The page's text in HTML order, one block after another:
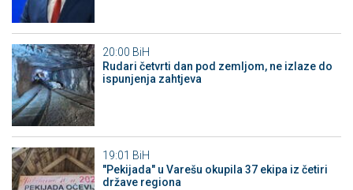
20:00 BiH
Rudari četvrti dan pod zemljom, ne izlaze do
ispunjenja zahtjeva
19:01 BiH
"Pekijada" u Varešu okupila 37 ekipa iz četiri
države regiona